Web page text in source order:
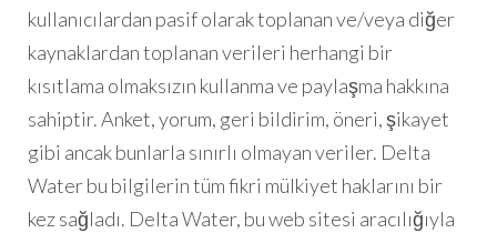
kullanıcılardan pasif olarak toplanan ve/veya diğer
kaynaklardan toplanan verileri herhangi bir
kısıtlama olmaksızın kullanma ve paylaşma hakkına
sahiptir. Anket, yorum, geri bildirim, öneri, şikayet
gibi ancak bunlarla sınırlı olmayan veriler. Delta
Water bu bilgilerin tüm fikri mülkiyet haklarını bir
kez sağladı. Delta Water, bu web sitesi aracılığıyla